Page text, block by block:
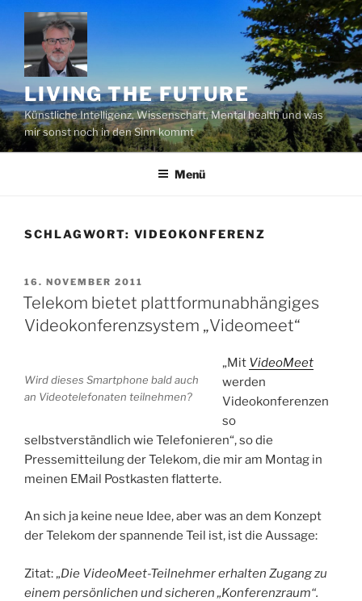
Zum
Inhalt
springen
LIVING THE FUTURE
Künstliche Intelligenz, Wissenschaft, Mental health und was
mir sonst noch in den Sinn kommt
Menü
SCHLAGWORT: VIDEOKONFERENZ
VERÖFFENTLICHT
AM
16. NOVEMBER 2011
Telekom bietet plattformunabhängiges
Videokonferenzsystem „Videomeet“
Wird dieses Smartphone bald auch
an Videotelefonaten teilnehmen?
„Mit VideoMeet
werden
Videokonferenzen
so
selbstverständlich wie Telefonieren“, so die
Pressemitteilung der Telekom, die mir am Montag in
meinen EMail Postkasten flatterte.
An sich ja keine neue Idee, aber was an dem Konzept
der Telekom der spannende Teil ist, ist die Aussage:
Zitat: „Die VideoMeet-Teilnehmer erhalten Zugang zu
einem persönlichen und sicheren „Konferenzraum“.